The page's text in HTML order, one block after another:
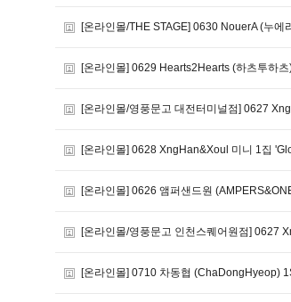
[온라인몰/THE STAGE] 0630 NouerA (누
[온라인몰] 0629 Hearts2Hearts (하츠투하
[온라인몰/영풍문고 대전터미널점] 0627
[온라인몰] 0628 XngHan&Xoul 미니 1집
[온라인몰] 0626 앰퍼샌드원
[온라인몰/영풍문고 인천스퀘어원점] 0627
[온라인몰] 0710 차동협 (ChaDongHyeop)